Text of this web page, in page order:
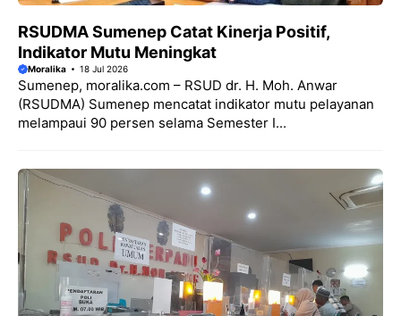
RSUDMA Sumenep Catat Kinerja Positif,
Indikator Mutu Meningkat
Moralika 18 Jul 2026
Sumenep, moralika.com – RSUD dr. H. Moh. Anwar
(RSUDMA) Sumenep mencatat indikator mutu pelayanan
melampaui 90 persen selama Semester I...